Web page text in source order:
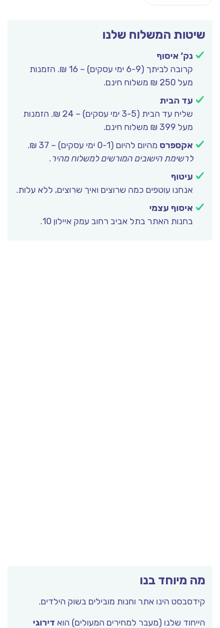
שיטות המשלוח שלנו
נק’ איסוף
קרובה לביתך (6-9 ימי עסקים) – 16 ₪. הזמנות
מעל 250 ₪ משלוח חינם.
עד הבית
שליח עד הבית (3-5 ימי עסקים) – 24 ₪. הזמנות
מעל 399 ₪ משלוח חינם.
אקספרס מהיום להיום (0-1 ימי עסקים) – 37 ₪.
לרשימת הישובים המורשים למשלוח מהיר.
עיטוף
אנחנו עוטפים כמה שרוצים ואיך שרוצים, ללא עלות.
איסוף עצמי
בחנות האתר בתל אביב רחוב עמק איילון 10.
מה מיוחד בנו
קידסבסט הינו אתר וחנות מובילים בשוק הילדים.
הייחוד שלנו (מעבר למחירים המעולים) הוא דירוגי